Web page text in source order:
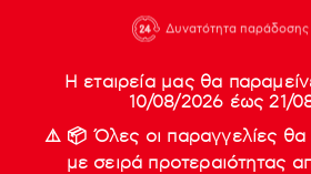
933
Δυνατότητα παράδοσης
Νέες
Η εταιρεία μας θα
10/08/2026 έως 21/
⚠️ 📦 Όλες οι παραγγελίες
με σειρά προτεραιότητας